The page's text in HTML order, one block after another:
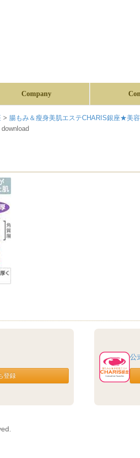
Company
> 腸もみ＆瘦身美肌エステCHARIS銀座★美
download
公